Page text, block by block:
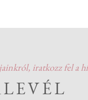
iratkozz fel a